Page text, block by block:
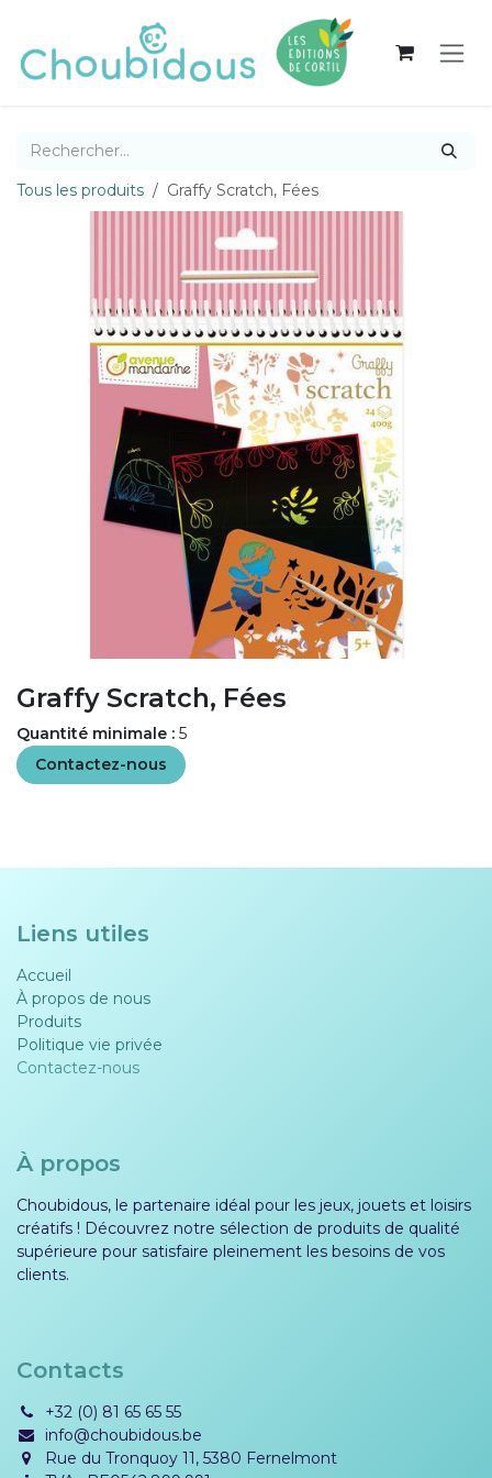
Tous les produits Graffy Scratch, Fées
Graffy Scratch, Fées
Quantité minimale : 5
Contactez-nous
Liens utiles
Accueil
À propos de nous
Produits
Politique vie privée​​
Contactez-nous
À propos
Choubidous, le partenaire idéal pour les jeux, jouets et loisirs
créatifs ! Découvrez notre sélection de produits de qualité
supérieure pour satisfaire pleinement les besoins de vos
clients.
Contacts
+32 (0) 81 65 65 55
info@choubidous.be
Rue du Tronquoy 11, 5380 Fernelmont